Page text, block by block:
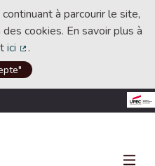
à parcourir le site,
cookies. En savoir plus à
ici
(Lien externe)
.